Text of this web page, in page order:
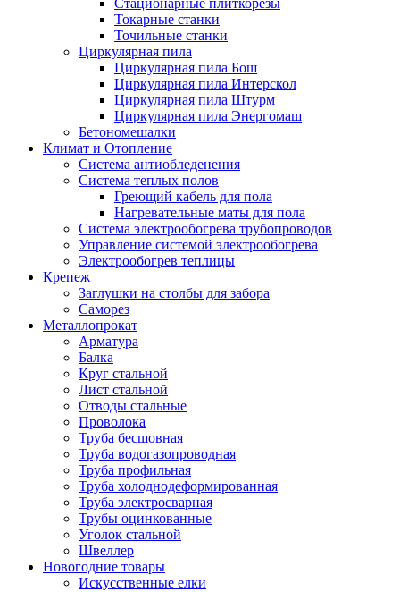
Стационарные плиткорезы
Токарные станки
Точильные станки
Циркулярная пила
Циркулярная пила Бош
Циркулярная пила Интерскол
Циркулярная пила Штурм
Циркулярная пила Энергомаш
Бетономешалки
Климат и Отопление
Система антиобледенения
Система теплых полов
Греющий кабель для пола
Нагревательные маты для пола
Система электрообогрева трубопроводов
Управление системой электрообогрева
Электрообогрев теплицы
Крепеж
Заглушки на столбы для забора
Саморез
Металлопрокат
Арматура
Балка
Круг стальной
Лист стальной
Отводы стальные
Проволока
Труба бесшовная
Труба водогазопроводная
Труба профильная
Труба холоднодеформированная
Труба электросварная
Трубы оцинкованные
Уголок стальной
Швеллер
Новогодние товары
Искусственные елки